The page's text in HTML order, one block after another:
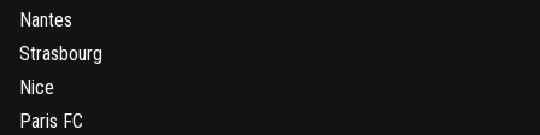
Nantes
Strasbourg
Nice
Paris FC